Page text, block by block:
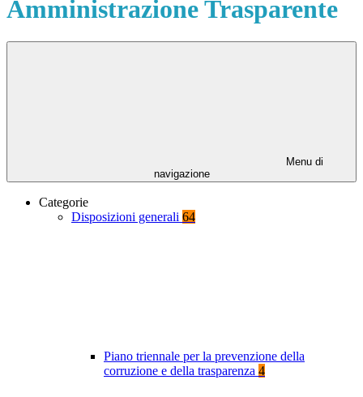
Amministrazione Trasparente
Menu di
navigazione
Categorie
Disposizioni generali 64
Piano triennale per la prevenzione della
corruzione e della trasparenza 4